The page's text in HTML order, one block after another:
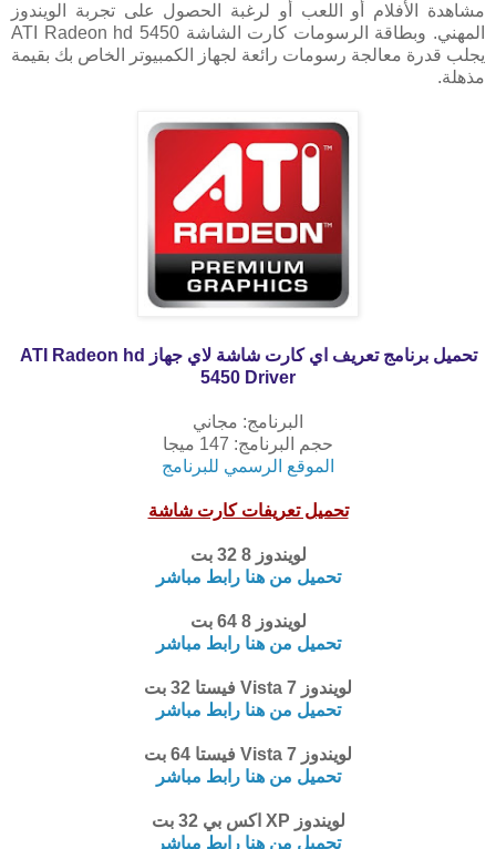
مشاهدة الأفلام أو اللعب أو لرغبة الحصول على تجربة الويندوز
المهني. وبطاقة الرسومات كارت الشاشة ATI Radeon hd 5450
يجلب قدرة معالجة رسومات رائعة لجهاز الكمبيوتر الخاص بك بقيمة
مذهلة.
تحميل برنامج تعريف اي كارت شاشة لاي جهاز
ATI Radeon hd
5450 Driver
البرنامج: مجاني
حجم البرنامج: 147 ميجا
الموقع الرسمي للبرنامج
تحميل تعريفات كارت شاشة
لويندوز 8 32 بت
تحميل من هنا رابط مباشر
لويندوز 8 64 بت
تحميل من هنا رابط مباشر
لويندوز 7 Vista فيستا 32 بت
تحميل من هنا رابط مباشر
لويندوز 7 Vista فيستا 64 بت
تحميل من هنا رابط مباشر
لويندوز XP اكس بي 32 بت
تحميل من هنا رابط مباشر